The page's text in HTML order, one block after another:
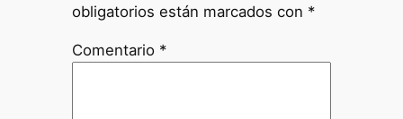
obligatorios están marcados con *
Comentario *